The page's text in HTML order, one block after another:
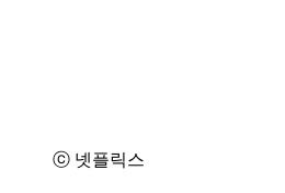
ⓒ 넷플릭스